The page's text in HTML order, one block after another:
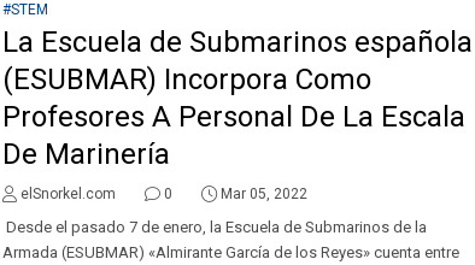
#STEM
La Escuela de Submarinos española
(ESUBMAR) Incorpora Como
Profesores A Personal De La Escala
De Marinería
elSnorkel.com 0 Mar 05, 2022
Desde el pasado 7 de enero, la Escuela de Submarinos de la
Armada (ESUBMAR) «Almirante García de los Reyes» cuenta entre